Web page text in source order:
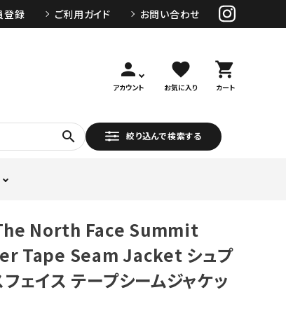
登録 ご利用ガイド お問い合わせ
person
アカウント
favorite
お気に入り
shopping_cart
カート
search 絞り込んで検索する
North Face Summit
Tape Seam Jacket シュプ
ェイス テープシームジャケッ